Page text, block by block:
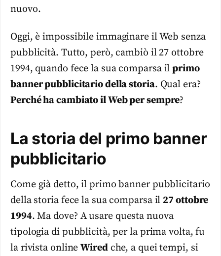
nuovo.
Oggi, è impossibile immaginare il Web senza
pubblicità. Tutto, però, cambiò il 27 ottobre
1994, quando fece la sua comparsa ilprimo
banner pubblicitario della storia. Qual era?
Perché ha cambiato il Web per sempre?
La storia del primo banner
pubblicitario
Come già detto, il primo banner pubblicitario
della storia fece la sua comparsa il 27 ottobre
1994. Ma dove? A usare questa nuova
tipologia di pubblicità, per la prima volta, fu
la rivista onlineWiredche, a quei tempi, si